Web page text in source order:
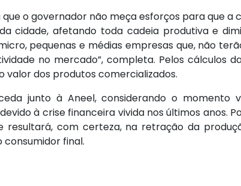
que o governador não meça esforços para que
cidade, afetando toda cadeia produtiva e
pequenas e médias empresas que, não
no mercado”, completa. Pelos cálculos
valor dos produtos comercializados.
junto à Aneel, considerando o momento
à crise financeira vivida nos últimos anos.
resultará, com certeza, na retração da
consumidor final.